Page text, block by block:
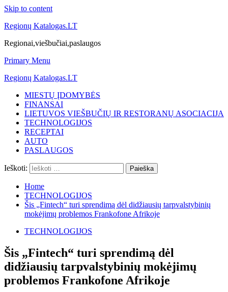
Skip to content
Regionų Katalogas.LT
Regionai,viešbučiai,paslaugos
Primary Menu
Regionų Katalogas.LT
MIESTŲ ĮDOMYBĖS
FINANSAI
LIETUVOS VIEŠBUČIŲ IR RESTORANŲ ASOCIACIJA
TECHNOLOGIJOS
RECEPTAI
AUTO
PASLAUGOS
Ieškoti:
Home
TECHNOLOGIJOS
Šis „Fintech“ turi sprendimą dėl didžiausių tarpvalstybinių
mokėjimų problemos Frankofone Afrikoje
TECHNOLOGIJOS
Šis „Fintech“ turi sprendimą dėl
didžiausių tarpvalstybinių mokėjimų
problemos Frankofone Afrikoje